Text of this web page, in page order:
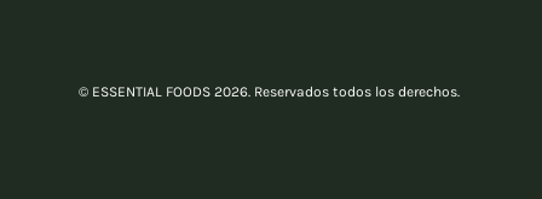
© ESSENTIAL FOODS 2026. Reservados todos los derechos.